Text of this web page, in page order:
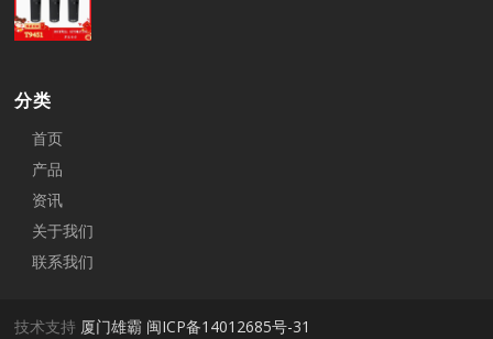
分类
首页
产品
资讯
关于我们
联系我们
技术支持 厦门雄霸 闽ICP备14012685号-31